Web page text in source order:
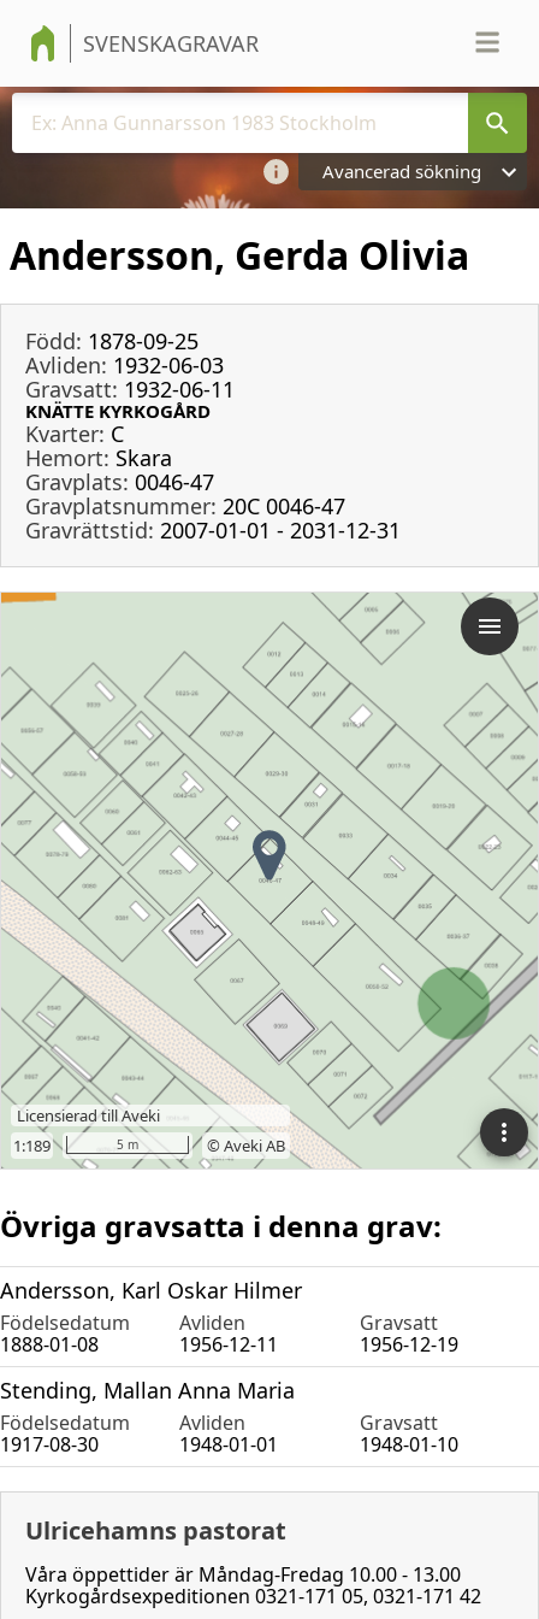
SVENSKAGRAVAR
Avancerad sökning
Andersson, Gerda Olivia
Född: 1878-09-25
Avliden: 1932-06-03
Gravsatt: 1932-06-11
KNÄTTE KYRKOGÅRD
Kvarter: C
Hemort: Skara
Gravplats: 0046-47
Gravplatsnummer: 20C 0046-47
Gravrättstid: 2007-01-01 - 2031-12-31
Övriga gravsatta i denna grav:
Andersson, Karl Oskar Hilmer
Födelsedatum Avliden
Gravsatt
1888-01-08
1956-12-11 1956-12-19
Stending, Mallan Anna Maria
Födelsedatum Avliden
Gravsatt
1917-08-30
1948-01-01 1948-01-10
Ulricehamns pastorat
Våra öppettider är Måndag-Fredag 10.00 - 13.00
Kyrkogårdsexpeditionen 0321-171 05, 0321-171 42